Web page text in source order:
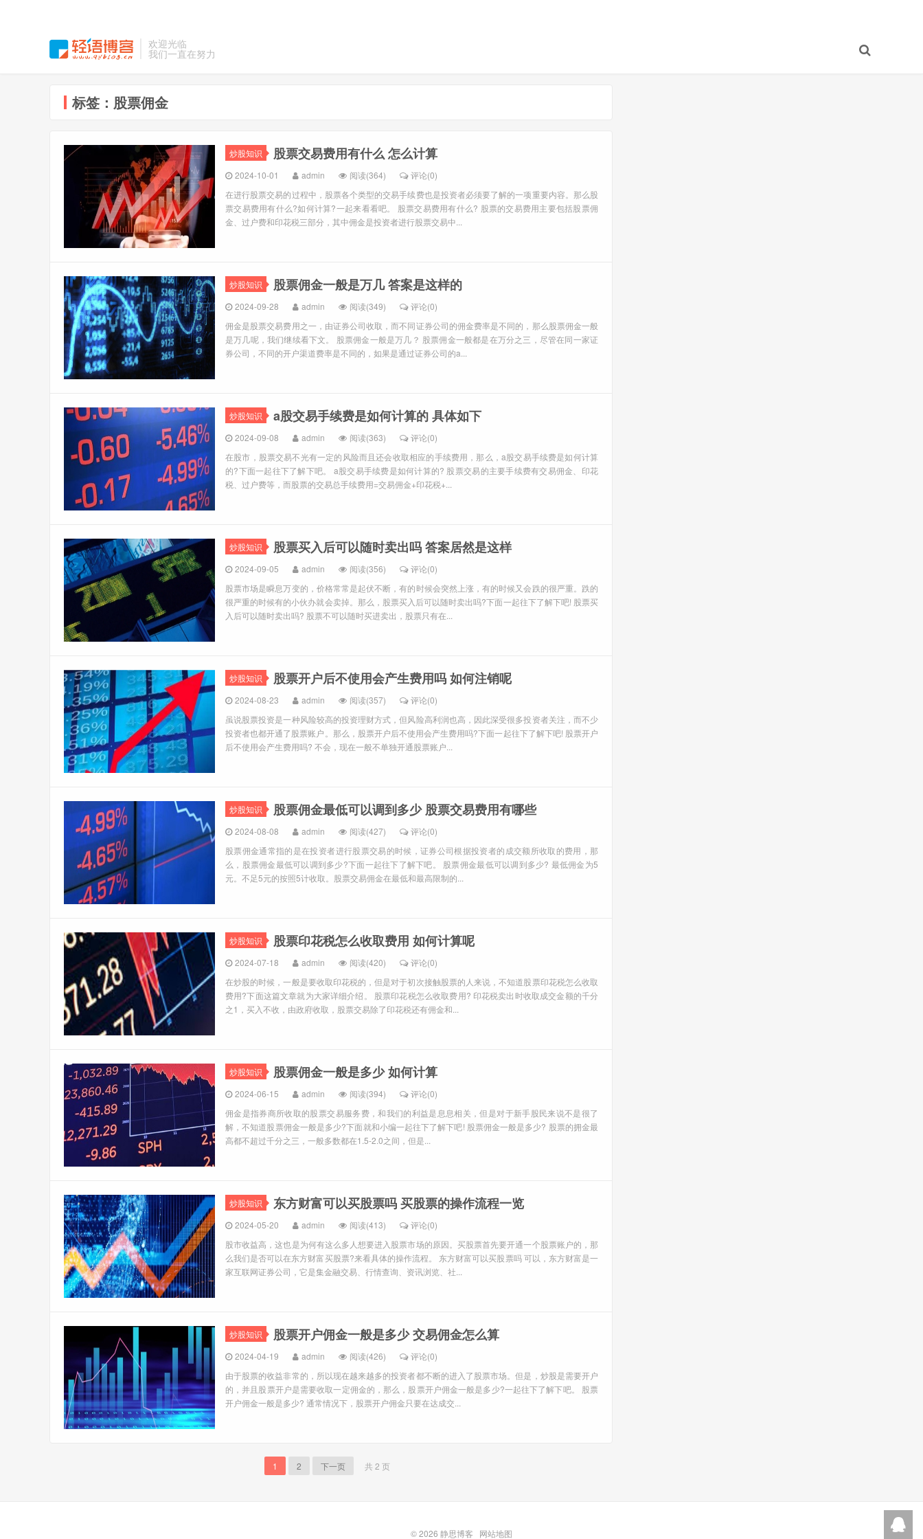
欢迎光临
我们一直在努力
标签：股票佣金
炒股知识 股票交易费用有什么 怎么计算
2024-10-01 admin 阅读(364)
评论(0)
在进行股票交易的过程中，股票各个类型的交易手续费也是投资者必须要了解的一项重要内容。那么股
票交易费用有什么?如何计算?一起来看看吧。 股票交易费用有什么? 股票的交易费用主要包括股票佣
金、过户费和印花税三部分，其中佣金是投资者进行股票交易中...
炒股知识 股票佣金一般是万几 答案是这样的
2024-09-28 admin 阅读(349)
评论(0)
佣金是股票交易费用之一，由证券公司收取，而不同证券公司的佣金费率是不同的，那么股票佣金一般
是万几呢，我们继续看下文。 股票佣金一般是万几？ 股票佣金一般都是在万分之三，尽管在同一家证
券公司，不同的开户渠道费率是不同的，如果是通过证券公司的a...
炒股知识 a股交易手续费是如何计算的 具体如下
2024-09-08 admin 阅读(363)
评论(0)
在股市，股票交易不光有一定的风险而且还会收取相应的手续费用，那么，a股交易手续费是如何计算
的?下面一起往下了解下吧。 a股交易手续费是如何计算的? 股票交易的主要手续费有交易佣金、印花
税、过户费等，而股票的交易总手续费用=交易佣金+印花税+...
炒股知识 股票买入后可以随时卖出吗 答案居然是这样
2024-09-05 admin 阅读(356)
评论(0)
股票市场是瞬息万变的，价格常常是起伏不断，有的时候会突然上涨，有的时候又会跌的很严重。跌的
很严重的时候有的小伙办就会卖掉。那么，股票买入后可以随时卖出吗?下面一起往下了解下吧! 股票买
入后可以随时卖出吗? 股票不可以随时买进卖出，股票只有在...
炒股知识 股票开户后不使用会产生费用吗 如何注销呢
2024-08-23 admin 阅读(357)
评论(0)
虽说股票投资是一种风险较高的投资理财方式，但风险高利润也高，因此深受很多投资者关注，而不少
投资者也都开通了股票账户。那么，股票开户后不使用会产生费用吗?下面一起往下了解下吧! 股票开户
后不使用会产生费用吗? 不会，现在一般不单独开通股票账户...
炒股知识 股票佣金最低可以调到多少 股票交易费用有哪些
2024-08-08 admin 阅读(427)
评论(0)
股票佣金通常指的是在投资者进行股票交易的时候，证券公司根据投资者的成交额所收取的费用，那
么，股票佣金最低可以调到多少?下面一起往下了解下吧。 股票佣金最低可以调到多少? 最低佣金为5
元。不足5元的按照5计收取。股票交易佣金在最低和最高限制的...
炒股知识 股票印花税怎么收取费用 如何计算呢
2024-07-18 admin 阅读(420)
评论(0)
在炒股的时候，一般是要收取印花税的，但是对于初次接触股票的人来说，不知道股票印花税怎么收取
费用?下面这篇文章就为大家详细介绍。 股票印花税怎么收取费用? 印花税卖出时收取成交金额的千分
之1，买入不收，由政府收取，股票交易除了印花税还有佣金和...
炒股知识 股票佣金一般是多少 如何计算
2024-06-15 admin 阅读(394)
评论(0)
佣金是指券商所收取的股票交易服务费，和我们的利益是息息相关，但是对于新手股民来说不是很了
解，不知道股票佣金一般是多少?下面就和小编一起往下了解下吧! 股票佣金一般是多少? 股票的拥金最
高都不超过千分之三，一般多数都在1.5-2.0之间，但是...
炒股知识 东方财富可以买股票吗 买股票的操作流程一览
2024-05-20 admin 阅读(413)
评论(0)
股市收益高，这也是为何有这么多人想要进入股票市场的原因。买股票首先要开通一个股票账户的，那
么我们是否可以在东方财富买股票?来看具体的操作流程。 东方财富可以买股票吗 可以，东方财富是一
家互联网证券公司，它是集金融交易、行情查询、资讯浏览、社...
炒股知识 股票开户佣金一般是多少 交易佣金怎么算
2024-04-19 admin 阅读(426)
评论(0)
由于股票的收益非常的，所以现在越来越多的投资者都不断的进入了股票市场。但是，炒股是需要开户
的，并且股票开户是需要收取一定佣金的，那么，股票开户佣金一般是多少?一起往下了解下吧。 股票
开户佣金一般是多少? 通常情况下，股票开户佣金只要在达成交...
1 2 下一页 共 2 页
© 2026 静思博客 网站地图